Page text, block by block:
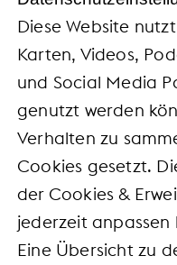
Diese Website
Karten, Videos,
und Social Media
genutzt werden
Verhalten zu
Cookies gesetzt.
der Cookies &
jederzeit anpassen
Eine Übersicht zu